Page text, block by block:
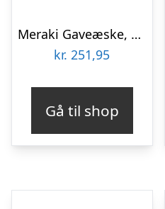
Meraki Gaveæske, Northern Dawn Exfoil. håndsæbe + Blossom Breeze opvaskemiddel, 2 x 490ml.
kr. 251,95
Gå til shop